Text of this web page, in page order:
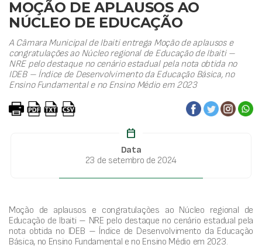
MOÇÃO DE APLAUSOS AO
NÚCLEO DE EDUCAÇÃO
A Câmara Municipal de Ibaiti entrega Moção de aplausos e
congratulações ao Núcleo regional de Educação de Ibaiti –
NRE pelo destaque no cenário estadual pela nota obtida no
IDEB – Índice de Desenvolvimento da Educação Básica, no
Ensino Fundamental e no Ensino Médio em 2023
calendar_today
Data
23 de setembro de 2024
Moção de aplausos e congratulações ao Núcleo regional de
Educação de Ibaiti – NRE pelo destaque no cenário estadual pela
nota obtida no IDEB – Índice de Desenvolvimento da Educação
Básica, no Ensino Fundamental e no Ensino Médio em 2023.